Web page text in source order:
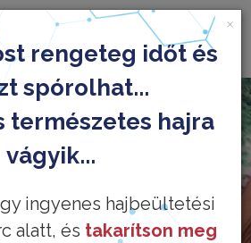
rengeteg időt és
spórolhat...
természetes hajra
vágyik...
ingyenes hajbeültetési
alatt, és takarítson meg
×